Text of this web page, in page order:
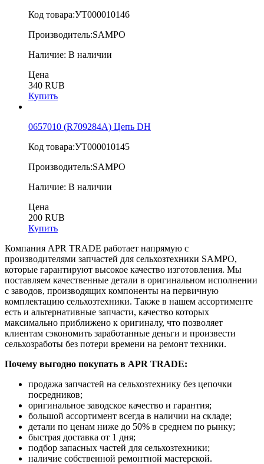
Код товара:УТ000010146
Производитель:SAMPO
Наличие: В наличии
Цена
340 RUB
Купить
0657010 (R709284A) Цепь DH
Код товара:УТ000010145
Производитель:SAMPO
Наличие: В наличии
Цена
200 RUB
Купить
Компания APR TRADE работает напрямую с
производителями запчастей для сельхозтехники SAMPO,
которые гарантируют высокое качество изготовления. Мы
поставляем качественные детали в оригинальном исполнении
с заводов, производящих компоненты на первичную
комплектацию сельхозтехники. Также в нашем ассортименте
есть и альтернативные запчасти, качество которых
максимально приближено к оригиналу, что позволяет
клиентам сэкономить заработанные деньги и произвести
сельхозработы без потери времени на ремонт техники.
Почему выгодно покупать в APR TRADE:
продажа запчастей на сельхозтехнику без цепочки
посредников;
оригинальное заводское качество и гарантия;
большой ассортимент всегда в наличии на складе;
детали по ценам ниже до 50% в среднем по рынку;
быстрая доставка от 1 дня;
подбор запасных частей для сельхозтехники;
наличие собственной ремонтной мастерской.